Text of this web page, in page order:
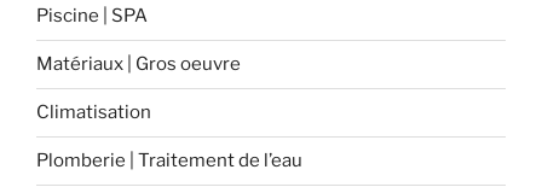
Piscine | SPA
Matériaux | Gros oeuvre
Climatisation
Plomberie | Traitement de l’eau